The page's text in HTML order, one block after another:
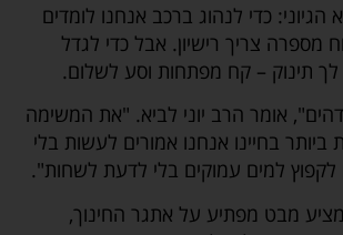
כדי לנהוג ברכב אנחנו לומדים
מספרה צריך רישיון. אבל כדי לגדל
לך תינוק – קח מפתחות וסע לשלום.
אומר הרב יוני לביא. "את המשימה
בחיינו אנחנו אמורים לעשות בלי
למים עמוקים בלי לדעת לשחות".
מבט מפתיע על אתגר החינוך,